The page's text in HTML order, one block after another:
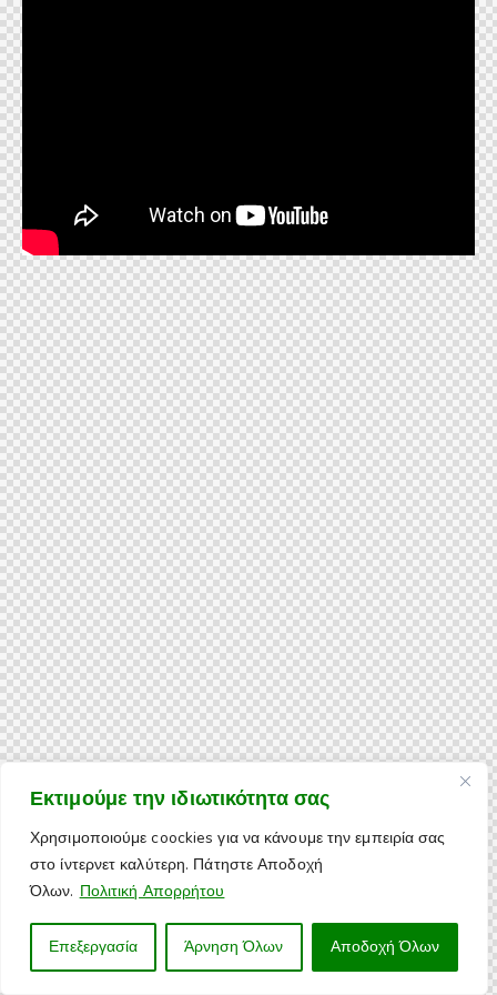
Εκτιμούμε την ιδιωτικότητα σας
Χρησιμοποιούμε coockies για να κάνουμε την εμπειρία σας
στο ίντερνετ καλύτερη. Πάτηστε Αποδοχή
Όλων. Πολιτική Απορρήτου
Επεξεργασία Άρνηση Όλων Αποδοχή Όλων